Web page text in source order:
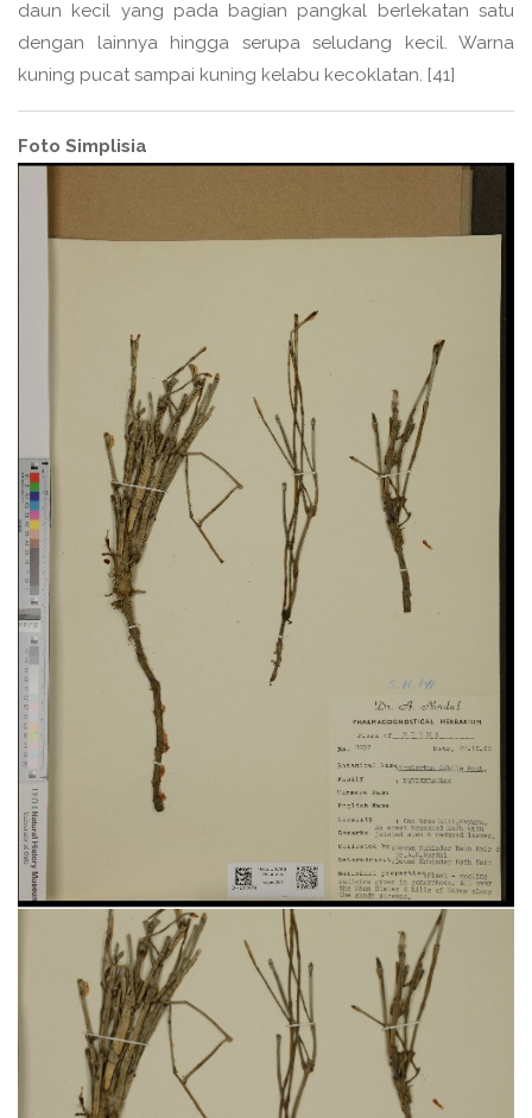
daun kecil yang pada bagian pangkal berlekatan satu
dengan lainnya hingga serupa seludang kecil. Warna
kuning pucat sampai kuning kelabu kecoklatan. [41]
Foto Simplisia